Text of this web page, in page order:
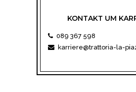
KONTAKT UM
089 367 598
karriere@trattoria-la-